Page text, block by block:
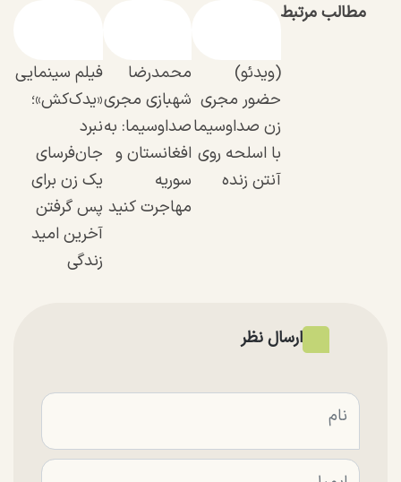
مطالب مرتبط
(ویدئو)
حضور مجری
زن صداوسیما
با اسلحه روی
آنتن زنده
محمدرضا
شهبازی مجری
صداوسیما: به
افغانستان و
سوریه
مهاجرت کنید
فیلم سینمایی
«یدک‌کش»؛
نبرد
جان‌فرسای
یک زن برای
پس گرفتن
آخرین امید
زندگی
ارسال نظر